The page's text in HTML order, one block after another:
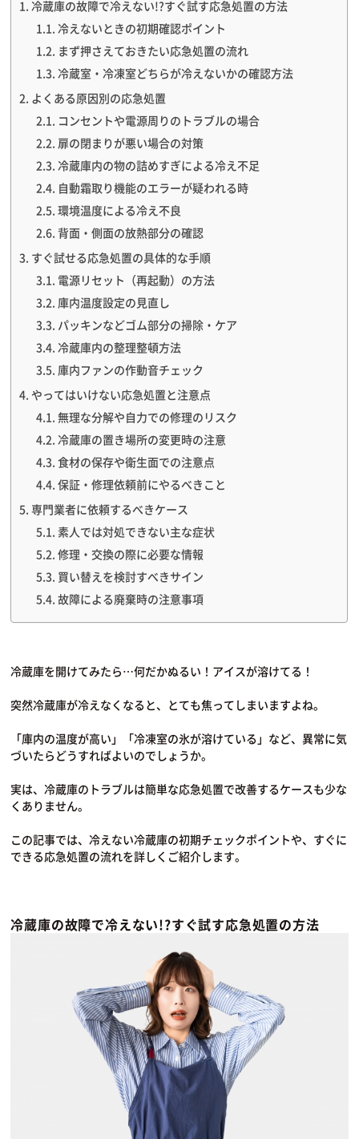
冷蔵庫の故障で冷えない!?すぐ試す応急処置の方法
冷えないときの初期確認ポイント
まず押さえておきたい応急処置の流れ
冷蔵室・冷凍室どちらが冷えないかの確認方法
よくある原因別の応急処置
コンセントや電源周りのトラブルの場合
扉の閉まりが悪い場合の対策
冷蔵庫内の物の詰めすぎによる冷え不足
自動霜取り機能のエラーが疑われる時
環境温度による冷え不良
背面・側面の放熱部分の確認
すぐ試せる応急処置の具体的な手順
電源リセット（再起動）の方法
庫内温度設定の見直し
パッキンなどゴム部分の掃除・ケア
冷蔵庫内の整理整頓方法
庫内ファンの作動音チェック
やってはいけない応急処置と注意点
無理な分解や自力での修理のリスク
冷蔵庫の置き場所の変更時の注意
食材の保存や衛生面での注意点
保証・修理依頼前にやるべきこと
専門業者に依頼するべきケース
素人では対処できない主な症状
修理・交換の際に必要な情報
買い替えを検討すべきサイン
故障による廃棄時の注意事項
冷蔵庫を開けてみたら…何だかぬるい！アイスが溶けてる！
突然冷蔵庫が冷えなくなると、とても焦ってしまいますよね。
「庫内の温度が高い」「冷凍室の氷が溶けている」など、異常に気
づいたらどうすればよいのでしょうか。
実は、冷蔵庫のトラブルは簡単な応急処置で改善するケースも少な
くありません。
この記事では、冷えない冷蔵庫の初期チェックポイントや、すぐに
できる応急処置の流れを詳しくご紹介します。
冷蔵庫の故障で冷えない!?すぐ試す応急処置の方法